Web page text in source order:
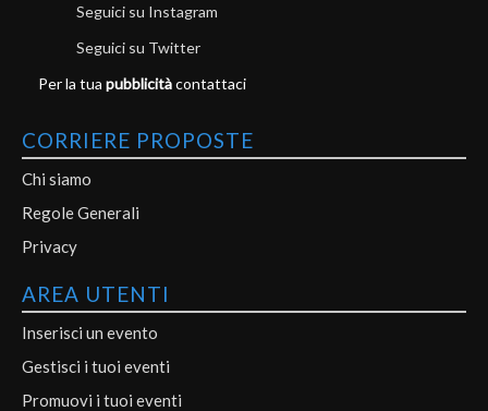
Seguici su Instagram
Seguici su Twitter
Per la tua pubblicitàcontattaci
CORRIERE PROPOSTE
Chi siamo
Regole Generali
Privacy
AREA UTENTI
Inserisci un evento
Gestisci i tuoi eventi
Promuovi i tuoi eventi